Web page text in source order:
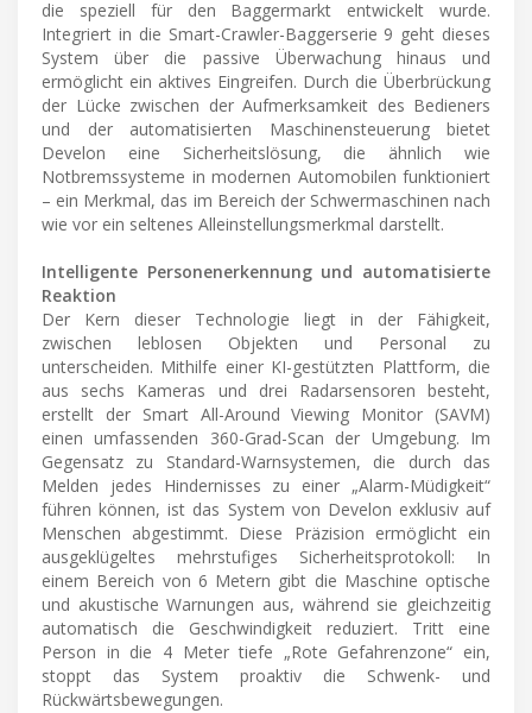
die speziell für den Baggermarkt entwickelt wurde.
Integriert in die Smart-Crawler-Baggerserie 9 geht dieses
System über die passive Überwachung hinaus und
ermöglicht ein aktives Eingreifen. Durch die Überbrückung
der Lücke zwischen der Aufmerksamkeit des Bedieners
und der automatisierten Maschinensteuerung bietet
Develon eine Sicherheitslösung, die ähnlich wie
Notbremssysteme in modernen Automobilen funktioniert
– ein Merkmal, das im Bereich der Schwermaschinen nach
wie vor ein seltenes Alleinstellungsmerkmal darstellt.
Intelligente Personenerkennung und automatisierte
Reaktion
Der Kern dieser Technologie liegt in der Fähigkeit,
zwischen leblosen Objekten und Personal zu
unterscheiden. Mithilfe einer KI-gestützten Plattform, die
aus sechs Kameras und drei Radarsensoren besteht,
erstellt der Smart All-Around Viewing Monitor (SAVM)
einen umfassenden 360-Grad-Scan der Umgebung. Im
Gegensatz zu Standard-Warnsystemen, die durch das
Melden jedes Hindernisses zu einer „Alarm-Müdigkeit“
führen können, ist das System von Develon exklusiv auf
Menschen abgestimmt. Diese Präzision ermöglicht ein
ausgeklügeltes mehrstufiges Sicherheitsprotokoll: In
einem Bereich von 6 Metern gibt die Maschine optische
und akustische Warnungen aus, während sie gleichzeitig
automatisch die Geschwindigkeit reduziert. Tritt eine
Person in die 4 Meter tiefe „Rote Gefahrenzone“ ein,
stoppt das System proaktiv die Schwenk- und
Rückwärtsbewegungen.